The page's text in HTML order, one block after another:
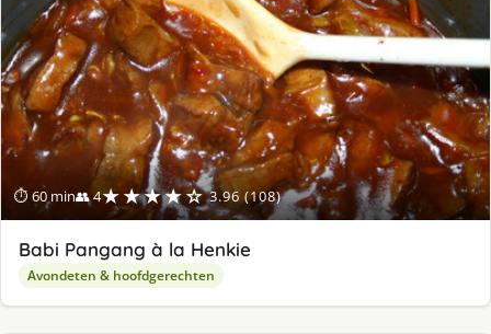
⏱ 60 min👥 4★★★★☆ 3.96 (108)
Babi Pangang à la Henkie
Avondeten & hoofdgerechten